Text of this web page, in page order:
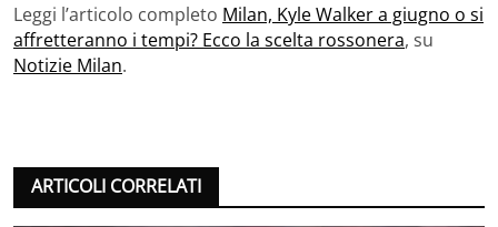
Leggi l’articolo completo Milan, Kyle Walker a giugno o si
affretteranno i tempi? Ecco la scelta rossonera, su
Notizie Milan.
ARTICOLI CORRELATI